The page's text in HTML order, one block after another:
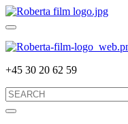
+45 30 20 62 59